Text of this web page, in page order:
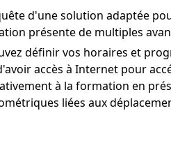
d'une solution adaptée
présente de multiples
définir vos horaires et
accès à Internet pour
à la formation en
liées aux